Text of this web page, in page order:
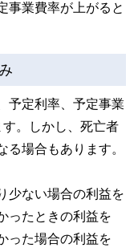
事業費率が上がると
予定利率、予定事業
。しかし、死亡者
る場合もあります。
少ない場合の利益を
ったときの利益を
った場合の利益を